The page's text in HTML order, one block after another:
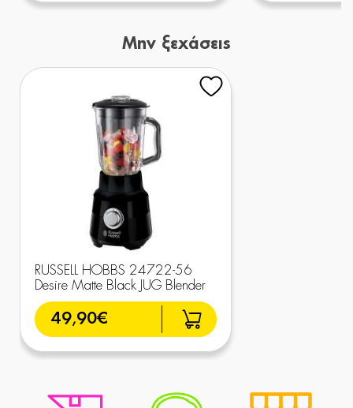
Μην ξεχάσεις
RUSSELL HOBBS 24722-56
Desire Matte Black JUG Blender
49,90€